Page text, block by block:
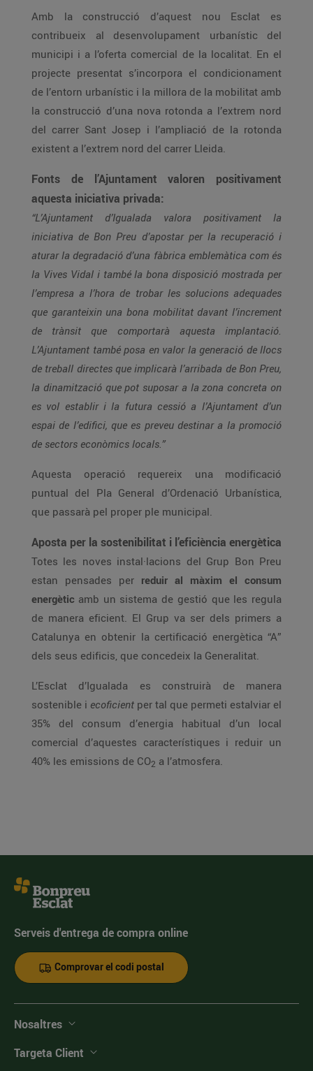
Amb la construcció d’aquest nou Esclat es
contribueix al desenvolupament urbanístic del
municipi i a l’oferta comercial de la localitat. En el
projecte presentat s’incorpora el condicionament
de l’entorn urbanístic i la millora de la mobilitat amb
la construcció d’una nova rotonda a l’extrem nord
del carrer Sant Josep i l’ampliació de la rotonda
existent a l’extrem nord del carrer Lleida.
Fonts de l’Ajuntament valoren positivament
aquesta iniciativa privada:
“L’Ajuntament d’Igualada valora positivament la
iniciativa de Bon Preu d’apostar per la recuperació i
aturar la degradació d’una fàbrica emblemàtica com és
la Vives Vidal i també la bona disposició mostrada per
l’empresa a l’hora de trobar les solucions adequades
que garanteixin una bona mobilitat davant l’increment
de trànsit que comportarà aquesta implantació.
L’Ajuntament també posa en valor la generació de llocs
de treball directes que implicarà l’arribada de Bon Preu,
la dinamització que pot suposar a la zona concreta on
es vol establir i la futura cessió a l’Ajuntament d’un
espai de l’edifici, que es preveu destinar a la promoció
de sectors econòmics locals.”
Aquesta operació requereix una modificació
puntual del Pla General d’Ordenació Urbanística,
que passarà pel proper ple municipal.
Aposta per la sostenibilitat i l’eficiència energètica
Totes les noves instal·lacions del Grup Bon Preu
estan pensades per reduir al màxim el consum
energètic amb un sistema de gestió que les regula
de manera eficient. El Grup va ser dels primers a
Catalunya en obtenir la certificació energètica “A”
dels seus edificis, que concedeix la Generalitat.
L’Esclat d’Igualada es construirà de manera
sostenible i ecoficient per tal que permeti estalviar el
35% del consum d’energia habitual d’un local
comercial d’aquestes característiques i reduir un
40% les emissions de CO2 a l’atmosfera.
Serveis d'entrega de compra online
Comprovar el codi postal
Nosaltres
Targeta Client